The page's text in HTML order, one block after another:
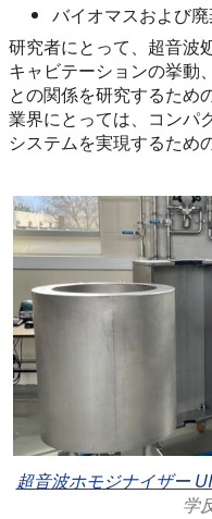
バイオマスおよび
研究者にとって、超音波
キャビテーションの挙動
との関係を研究するため
業界にとっては、コンパ
システムを実現するため
超音波ホモジナイザー
学